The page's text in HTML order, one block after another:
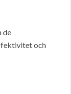
de
och